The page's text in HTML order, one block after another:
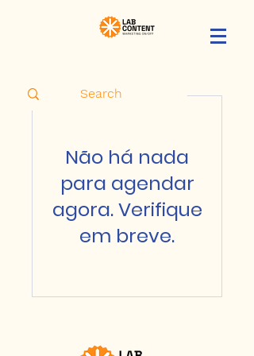
Não há nada
para agendar
agora. Verifique
em breve.